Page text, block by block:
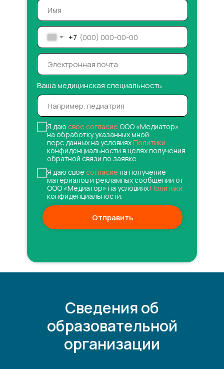
+7
Ваша медицинская специальность
Я даю свое согласие ООО «Медиатор»
на обработку указанных мной
перс.данных на условияхПолитики
конфиденциальности в целях получения
обратной связи по заявке.
Я даю свое согласие на получение
материалов и рекламных сообщений от
ООО «Медиатор» на условияхПолитики
конфиденциальности.
Отправить
Сведения об
образовательной
организации